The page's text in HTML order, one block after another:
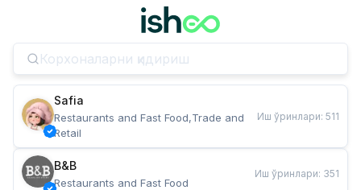
Safia
Restaurants and Fast Food,Trade and
Retail
Иш ўринлари: 511
B&B
Restaurants and Fast Food
Иш ўринлари: 351